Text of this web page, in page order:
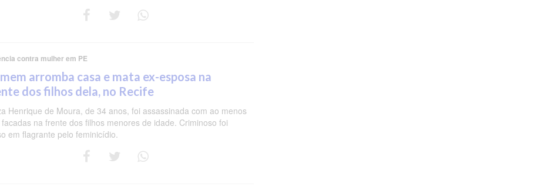
contra mulher em PE
arromba casa e mata ex-esposa na
dos filhos dela, no Recife
Henrique de Moura, de 34 anos, foi assassinada com ao menos
facadas na frente dos filhos menores de idade. Criminoso foi
em flagrante pelo feminicídio.